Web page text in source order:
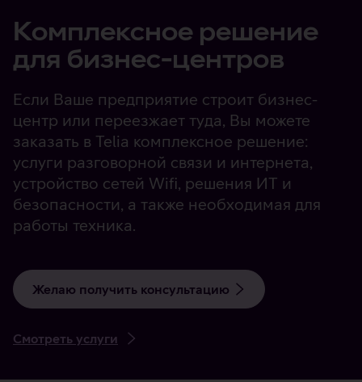
Комплексное решение
для бизнес-центров
Если Ваше предприятие строит бизнес-
центр или переезжает туда, Вы можете
заказать в Telia комплексное решение:
услуги разговорной связи и интернета,
устройство сетей Wifi, решения ИТ и
безопасности, а также необходимая для
работы техника.
Желаю получить консультацию
Смотреть услуги